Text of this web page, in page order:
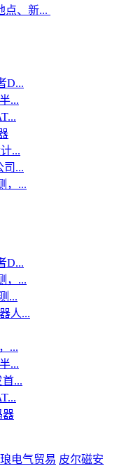
、新...
D...
...
...
司...
，...
D...
，...
...
人...
...
...
...
器
电气贸易 皮尔磁安